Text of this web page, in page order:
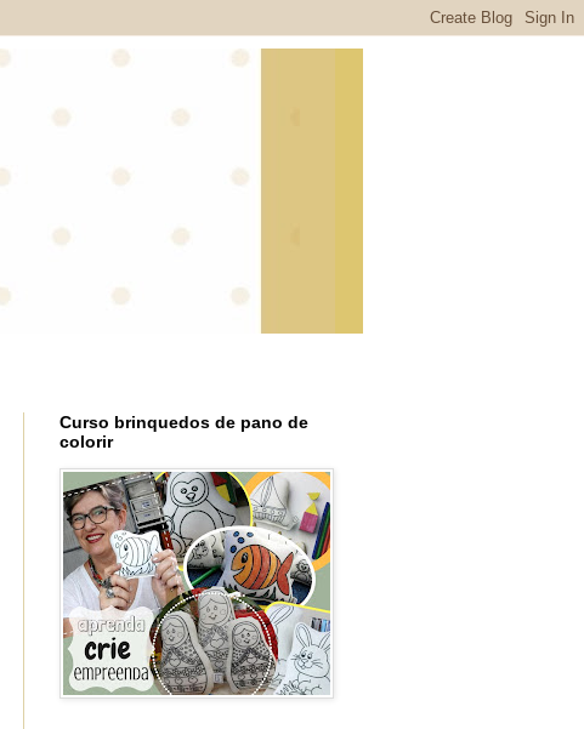
Curso brinquedos de pano de
colorir